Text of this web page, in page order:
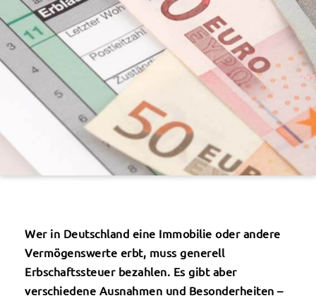
Wer in Deutschland eine Immobilie oder andere
Vermögenswerte erbt, muss generell
Erbschaftssteuer bezahlen. Es gibt aber
verschiedene Ausnahmen und Besonderheiten –